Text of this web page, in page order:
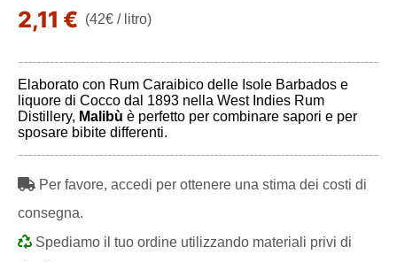
2,11 € (42€ / litro)
Elaborato con Rum Caraibico delle Isole Barbados e
liquore di Cocco dal 1893 nella West Indies Rum
Distillery, Malibù è perfetto per combinare sapori e per
sposare bibite differenti.
Per favore, accedi per ottenere una stima dei costi di
consegna.
Spediamo il tuo ordine utilizzando materiali privi di